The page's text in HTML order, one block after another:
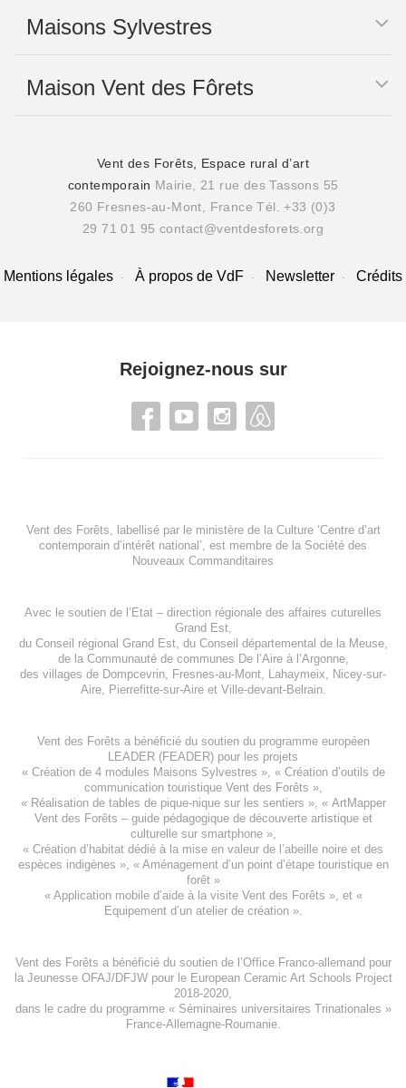
Maisons Sylvestres
Maison Vent des Fôrets
Vent des Forêts, Espace rural d’art
contemporain Mairie, 21 rue des Tassons 55
260 Fresnes-au-Mont, France Tél. +33 (0)3
29 71 01 95 contact@ventdesforets.org
Mentions légales À propos de VdF Newsletter Crédits
Rejoignez-nous sur
Vent des Forêts, labellisé par le ministère de la Culture ‘Centre d’art
contemporain d’intérêt national’, est membre de la Société des
Nouveaux Commanditaires
Avec le soutien de l’Etat – direction régionale des affaires cuturelles
Grand Est,
du Conseil régional Grand Est, du Conseil départemental de la Meuse,
de la Communauté de communes De l’Aire à l’Argonne,
des villages de Dompcevrin Fresnes-au-Mont Lahaymeix
Nicey-sur-
Aire, Pierrefitte-sur-Aireet Ville-devant-Belrain.
Vent des Forêts a bénéficié du soutien du programme européen
LEADER (FEADER) pour les projets
« Création de 4 modules Maisons Sylvestres », « Création d’outils de
communication touristique Vent des Forêts »,
« Réalisation de tables de pique-nique sur les sentiers », « ArtMapper
Vent des Forêts – guide pédagogique de découverte artistique et
culturelle sur smartphone »,
« Création d’habitat dédié à la mise en valeur de l’abeille noire et des
espèces indigènes », « Aménagement d’un point d’étape touristique en
forêt»
« Application mobile d’aide à la visite Vent des Forêts », et «
Equipement d’un atelier de création».
Vent des Forêts a bénéficié du soutien de l’Office Franco-allemand pour
la Jeunesse OFAJ/DFJWpour leEuropean Ceramic Art Schools Project
2018-2020
dans le cadre du programme « Séminaires universitaires Trinationales »
France-Allemagne-Roumanie.